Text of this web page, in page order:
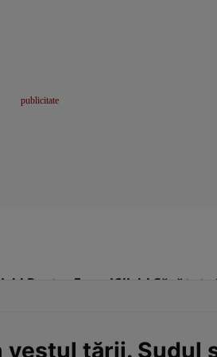
Pentru FemeiClick! Sănătate
țării. Sudul